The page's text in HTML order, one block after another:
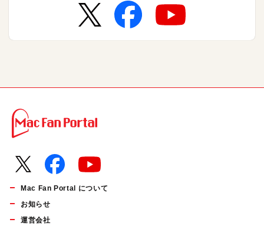
Mac Fan Portal について
お知らせ
運営会社